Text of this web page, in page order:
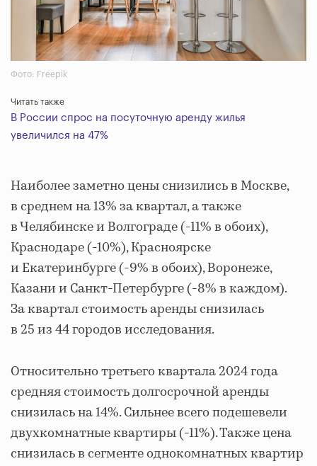
Фото: Freepik
Читать также
В России спрос на посуточную аренду жилья
увеличился на 47%
Наиболее заметно цены снизились в Москве,
в среднем на 13% за квартал, а также
в Челябинске и Волгограде (-11% в обоих),
Краснодаре (-10%), Красноярске
и Екатеринбурге (-9% в обоих), Воронеже,
Казани и Санкт-Петербурге (-8% в каждом).
За квартал стоимость аренды снизилась
в 25 из 44 городов исследования.
Относительно третьего квартала 2024 года
средняя стоимость долгосрочной аренды
снизилась на 14%. Сильнее всего подешевели
двухкомнатные квартиры (-11%). Также цена
снизилась в сегменте однокомнатных квартир